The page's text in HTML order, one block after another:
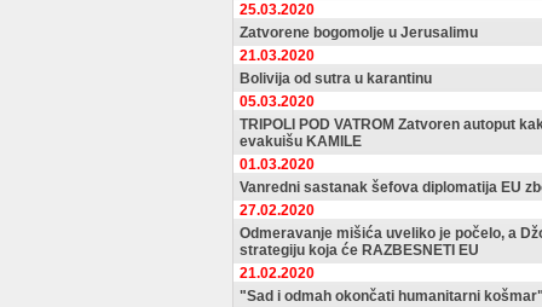
25.03.2020
Zatvorene bogomolje u Jerusalimu
21.03.2020
Bolivija od sutra u karantinu
05.03.2020
TRIPOLI POD VATROM Zatvoren autoput
evakuišu KAMILE
01.03.2020
Vanredni sastanak šefova diplomatija EU
27.02.2020
Odmeravanje mišića uveliko je počelo, a
strategiju koja će RAZBESNETI EU
21.02.2020
"Sad i odmah okončati humanitarni